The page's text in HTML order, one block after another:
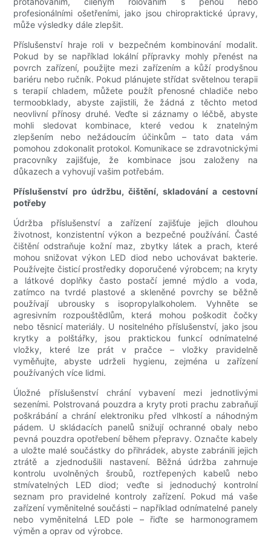
profesionálními ošetřeními, jako jsou chiropraktické úpravy,
může výsledky dále zlepšit.
Příslušenství hraje roli v bezpečném kombinování modalit.
Pokud by se například lokální přípravky mohly přenést na
povrch zařízení, použijte mezi zařízením a kůží prodyšnou
bariéru nebo ručník. Pokud plánujete střídat světelnou terapii
s terapií chladem, můžete použít přenosné chladiče nebo
termoobklady, abyste zajistili, že žádná z těchto metod
neovlivní přínosy druhé. Veďte si záznamy o léčbě, abyste
mohli sledovat kombinace, které vedou k znatelným
zlepšením nebo nežádoucím účinkům – tato data vám
pomohou zdokonalit protokol. Komunikace se zdravotnickými
pracovníky zajišťuje, že kombinace jsou založeny na
důkazech a vyhovují vašim potřebám.
Příslušenství pro údržbu, čištění, skladování a cestovní
potřeby
Údržba příslušenství a zařízení zajišťuje jejich dlouhou
životnost, konzistentní výkon a bezpečné používání. Časté
čištění odstraňuje kožní maz, zbytky látek a prach, které
mohou snižovat výkon LED diod nebo uchovávat bakterie.
Používejte čisticí prostředky doporučené výrobcem; na kryty
a látkové doplňky často postačí jemné mýdlo a voda,
zatímco na tvrdé plastové a skleněné povrchy se běžně
používají ubrousky s isopropylalkoholem. Vyhněte se
agresivním rozpouštědlům, která mohou poškodit čočky
nebo těsnicí materiály. U nositelného příslušenství, jako jsou
krytky a polštářky, jsou praktickou funkcí odnímatelné
vložky, které lze prát v pračce – vložky pravidelně
vyměňujte, abyste udrželi hygienu, zejména u zařízení
používaných více lidmi.
Úložné příslušenství chrání vybavení mezi jednotlivými
sezeními. Polstrovaná pouzdra a kryty proti prachu zabraňují
poškrábání a chrání elektroniku před vlhkostí a náhodným
pádem. U skládacích panelů snižují ochranné obaly nebo
pevná pouzdra opotřebení během přepravy. Označte kabely
a uložte malé součástky do přihrádek, abyste zabránili jejich
ztrátě a zjednodušili nastavení. Běžná údržba zahrnuje
kontrolu uvolněných šroubů, roztřepených kabelů nebo
stmívatelných LED diod; veďte si jednoduchý kontrolní
seznam pro pravidelné kontroly zařízení. Pokud má vaše
zařízení vyměnitelné součásti – například odnímatelné panely
nebo vyměnitelná LED pole – řiďte se harmonogramem
výměn a oprav od výrobce.